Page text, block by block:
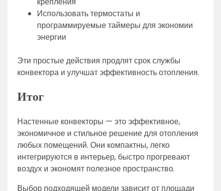
Использовать термостаты и
программируемые таймеры для экономии
энергии
Эти простые действия продлят срок службы
конвектора и улучшат эффективность отопления.
Итог
Настенные конвекторы — это эффективное,
экономичное и стильное решение для отопления
любых помещений. Они компактны, легко
интегрируются в интерьер, быстро прогревают
воздух и экономят полезное пространство.
Выбор подходящей модели зависит от площади